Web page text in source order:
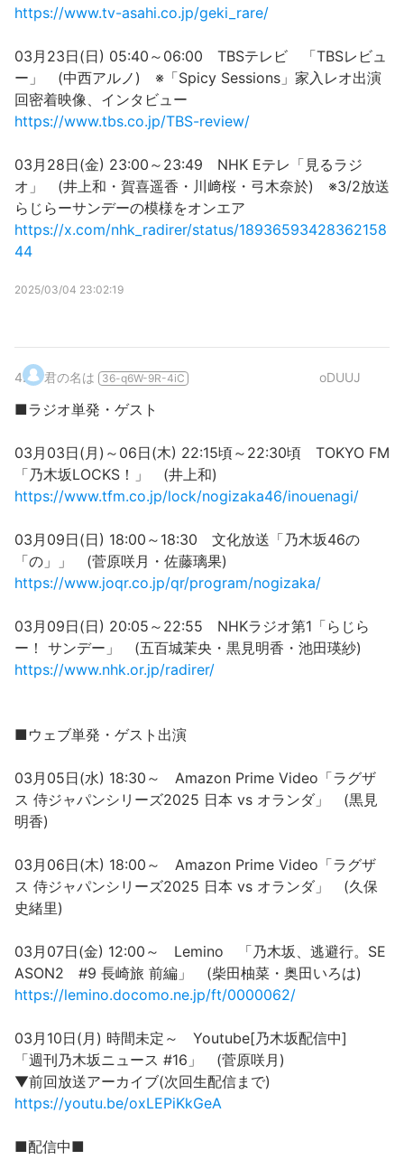
https://www.tv-asahi.co.jp/geki_rare/
03月23日(日) 05:40～06:00 TBSテレビ 「TBSレビュ
ー」 (中西アルノ) ※「Spicy Sessions」家入レオ出演
回密着映像、インタビュー
https://www.tbs.co.jp/TBS-review/
03月28日(金) 23:00～23:49 NHK Eテレ「見るラジ
オ」 (井上和・賀喜遥香・川﨑桜・弓木奈於) ※3/2放送
らじらーサンデーの模様をオンエア
https://x.com/nhk_radirer/status/18936593428362158
44
2025/03/04 23:02:19
4. 君の名は 36-q6W-9R-4iC oDUUJ
■ラジオ単発・ゲスト
03月03日(月)～06日(木) 22:15頃～22:30頃 TOKYO FM
「乃木坂LOCKS！」 (井上和)
https://www.tfm.co.jp/lock/nogizaka46/inouenagi/
03月09日(日) 18:00～18:30 文化放送「乃木坂46の
「の」」 (菅原咲月・佐藤璃果)
https://www.joqr.co.jp/qr/program/nogizaka/
03月09日(日) 20:05～22:55 NHKラジオ第1「らじら
ー！ サンデー」 (五百城茉央・黒見明香・池田瑛紗)
https://www.nhk.or.jp/radirer/
■ウェブ単発・ゲスト出演
03月05日(水) 18:30～ Amazon Prime Video「ラグザ
ス 侍ジャパンシリーズ2025 日本 vs オランダ」 (黒見
明香)
03月06日(木) 18:00～ Amazon Prime Video「ラグザ
ス 侍ジャパンシリーズ2025 日本 vs オランダ」 (久保
史緒里)
03月07日(金) 12:00～ Lemino 「乃木坂、逃避行。SE
ASON2 #9 長崎旅 前編」 (柴田柚菜・奥田いろは)
https://lemino.docomo.ne.jp/ft/0000062/
03月10日(月) 時間未定～ Youtube[乃木坂配信中]
「週刊乃木坂ニュース #16」 (菅原咲月)
▼前回放送アーカイブ(次回生配信まで)
https://youtu.be/oxLEPiKkGeA
■配信中■